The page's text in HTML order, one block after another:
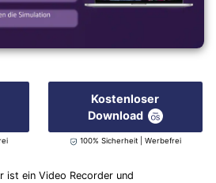
Kostenloser
Download
100% Sicherheit | Werbefrei
ist ein Video Recorder und